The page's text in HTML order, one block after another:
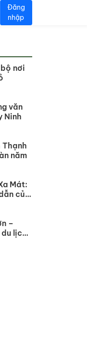
Đăng
nhập
nơi
văn
Ninh
Thạnh
năm
Mát:
của
–
lịch
nực